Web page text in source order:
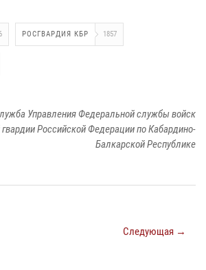
РОСГВАРДИЯ КБР 1857
Управления Федеральной службы войск
Российской Федерации по Кабардино-
Балкарской Республике
Следующая →